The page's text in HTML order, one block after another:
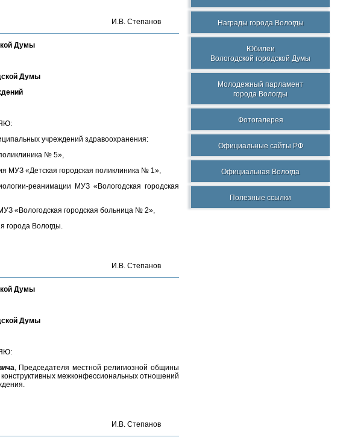
И.В. Степанов
Думы
Думы
учреждений здравоохранения:
№ 5»,
МУЗ «Детская городская поликлиника № 1»,
реанимации МУЗ «Вологодская городская
«Вологодская городская больница № 2»,
города Вологды.
И.В. Степанов
Думы
Думы
, Председателя местной религиозной общины
межконфессиональных отношений
И.В. Степанов
Награды города Вологды
Юбилеи
Вологодской городской Думы
Молодежный парламент
города Вологды
Фотогалерея
Официальные сайты РФ
Официальная Вологда
Полезные ссылки